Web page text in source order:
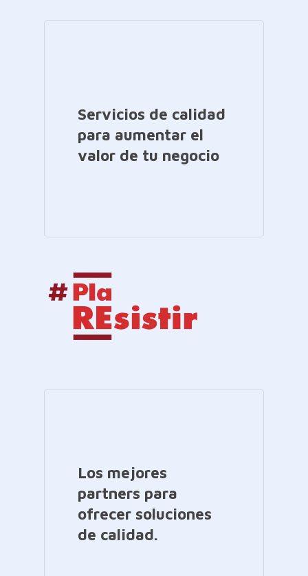
Servicios de calidad
para aumentar el
valor de tu negocio
Los mejores
partners para
ofrecer soluciones
de calidad.